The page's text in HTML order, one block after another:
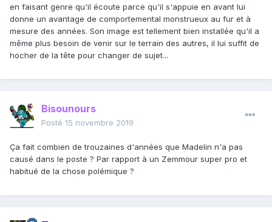
en faisant genre qu'il écoute parce qu'il s'appuie en avant lui
donne un avantage de comportemental monstrueux au fur et à
mesure des années. Son image est tellement bien installée qu'il a
même plus besoin de venir sur le terrain des autres, il lui suffit de
hocher de la tête pour changer de sujet...
Bisounours
Posté 15 novembre 2019
Ça fait combien de trouzaines d'années que Madelin n'a pas
causé dans le poste ? Par rapport à un Zemmour super pro et
habitué de la chose polémique ?